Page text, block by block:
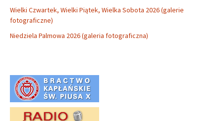
Wielki Czwartek, Wielki Piątek, Wielka Sobota 2026 (galerie
fotograficzne)
Niedziela Palmowa 2026 (galeria fotograficzna)